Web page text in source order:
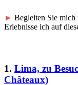
► Begleiten Sie
Erlebnisse ich auf
1. Lima, zu
Châteaux)